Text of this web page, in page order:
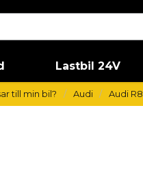
Lastbil 24V
till min bil? Audi Audi R8